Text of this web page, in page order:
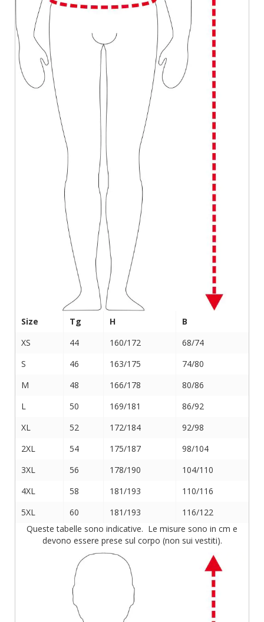
Size Tg H
B
XS
44 160/172
68/74
S
46 163/175
74/80
M
48 166/178
80/86
L
50 169/181
86/92
XL
52 172/184
92/98
2XL
54 175/187
98/104
3XL
56 178/190
104/110
4XL
58 181/193
110/116
5XL
60 181/193
116/122
Queste tabelle sono indicative. Le misure sono in cm e
devono essere prese sul corpo (non sui vestiti).